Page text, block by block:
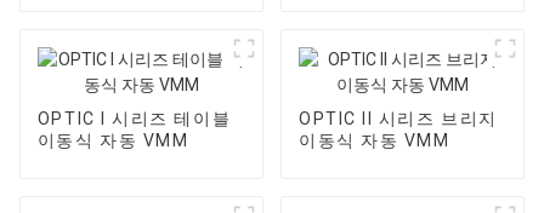
OPTIC I 시리즈 테이블
이동식 자동 VMM
OPTIC II 시리즈 브리지
이동식 자동 VMM